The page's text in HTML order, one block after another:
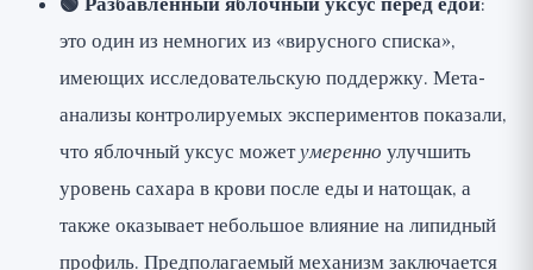
это один из немногих из «вирусного списка»,
имеющих исследовательскую поддержку. Мета-
анализы контролируемых экспериментов показали,
что яблочный уксус можетумеренно улучшить
уровень сахара в крови после еды и натощак, а
также оказывает небольшое влияние на липидный
профиль. Предполагаемый механизм заключается